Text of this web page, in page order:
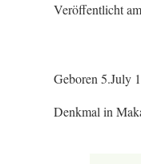
Veröffentlicht
Geboren 5.July
Denkmal in